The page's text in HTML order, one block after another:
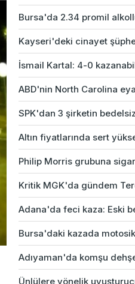
Bursa'da 2.34 promil
Kayseri'deki cinayet
İsmail Kartal: 4-0
ABD'nin North Carolina
SPK'dan 3 şirketin
Altın fiyatlarında sert
Philip Morris grubuna
Kritik MGK'da gündem
Adana'da feci kaza: Eski
Bursa'daki kazada
Adıyaman'da komşu
Ünlülere yönelik